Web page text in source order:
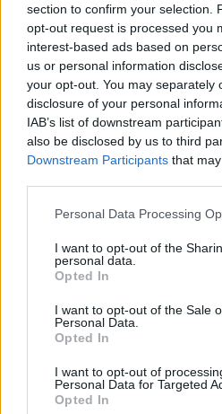
section to confirm your selection.
opt-out request is processed you
interest-based ads based on
us or personal information
your opt-out. You may separately
disclosure of your personal
IAB’s list of downstream
also be disclosed by us to third
Downstream Participants that
Personal Data Processing
I want to opt-out of the
personal data.
Opted In
I want to opt-out of the Sale
Personal Data.
Opted In
I want to opt-out of
Personal Data for Targeted
Opted In
Lietuva
Mindaugas Sinkevičius
ramina visuomenę dėl
galimų Rusijos planų:
piliečiams nereikėtų
papildomai baimintis
Aktualijos
Eksperimentas Nidos
uoste: išbandomas būdas
sumažinti vandens
„žydėjimą“